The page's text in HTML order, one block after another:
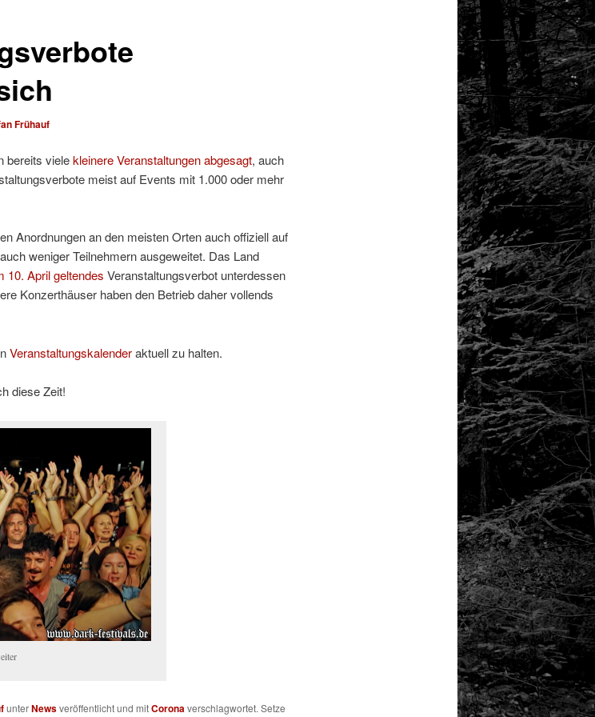
Frühauf
bereits vielekleinere Veranstaltungen abgesagt, auch
meist auf Events mit 1.000 oder mehr
Anordnungen an den meisten Orten auch offiziell auf
weniger Teilnehmern ausgeweitet. Das Land
10. April geltendes Veranstaltungsverbot unterdessen
Konzerthäuser haben den Betrieb daher vollends
Veranstaltungskalenderaktuell zu halten.
diese Zeit!
unterNewsveröffentlicht und mitCoronaverschlagwortet. Setze